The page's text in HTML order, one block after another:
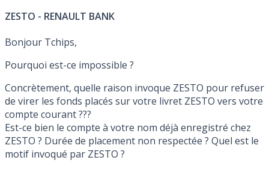
ZESTO - RENAULT BANK
Bonjour Tchips,
Pourquoi est-ce impossible ?
Concrètement, quelle raison invoque ZESTO pour refuser
de virer les fonds placés sur votre livret ZESTO vers votre
compte courant ???
Est-ce bien le compte à votre nom déjà enregistré chez
ZESTO ? Durée de placement non respectée ? Quel est le
motif invoqué par ZESTO ?